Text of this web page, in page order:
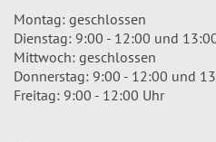
Montag: geschlossen
Dienstag: 9:00 - 12:00 und
Mittwoch: geschlossen
Donnerstag: 9:00 - 12:00 und
Freitag: 9:00 - 12:00 Uhr